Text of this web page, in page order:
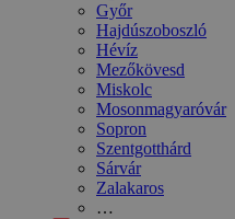
Győr
Hajdúszoboszló
Hévíz
Mezőkövesd
Miskolc
Mosonmagyaróvár
Sopron
Szentgotthárd
Sárvár
Zalakaros
…